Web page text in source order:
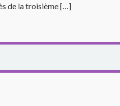
de la troisième […]